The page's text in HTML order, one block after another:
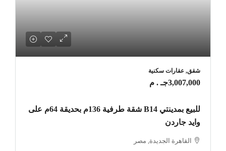
شقق, عقارات سكنية
3,007,000جـ . م
للبيع بمدينتي B14 شقة طرفية 136م بحديقة 64م على
وايد جاردن
القاهرة الجديدة, مصر